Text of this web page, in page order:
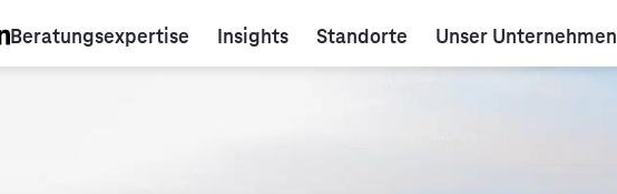
Beratungsexpertise Insights Standorte Unser Unternehmen